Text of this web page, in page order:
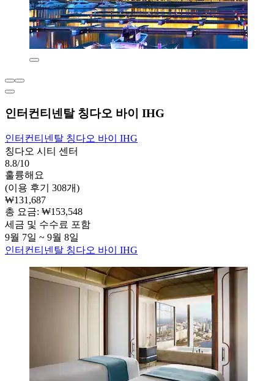
인터컨티넨탈 칭다오 바이 IHG
인터컨티넨탈 칭다오 바이 IHG
칭다오 시티 센터
8.8/10
훌륭해요
(이용 후기 308개)
₩131,687
총 요금: ₩153,548
세금 및 수수료 포함
9월 7일 ~ 9월 8일
인터컨티넨탈 칭다오 바이 IHG